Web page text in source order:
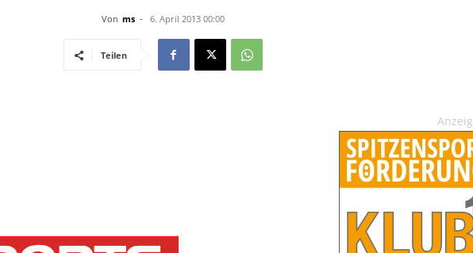
Von ms - 6. April 2013 00:00
Teilen